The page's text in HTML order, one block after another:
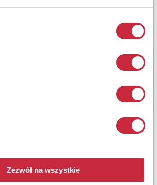
Zezwól na wszystkie